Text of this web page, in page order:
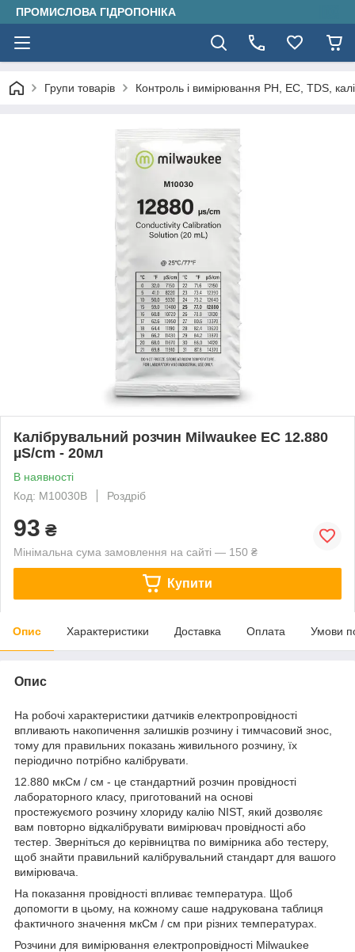
ПРОМИСЛОВА ГІДРОПОНІКА
Групи товарів Контроль і вимірювання PH, EC, TDS,
Калібрувальний розчин Milwaukee EC 12.880
µS/cm - 20мл
В наявності
Код: M10030B
Роздріб
93 ₴
Мінімальна сума замовлення на сайті — 150 ₴
Купити
Опис Характеристики Доставка Оплата Умови
Опис
На робочі характеристики датчиків електропровідності
впливають накопичення залишків розчину і тимчасовий знос,
тому для правильних показань живильного розчину, їх
періодично потрібно калібрувати.
12.880 мкСм / см - це стандартний розчин провідності
лабораторного класу, приготований на основі
простежуємого розчину хлориду калію NIST, який дозволяє
вам повторно відкалібрувати вимірювач провідності або
тестер. Зверніться до керівництва по вимірника або тестеру,
щоб знайти правильний калібрувальний стандарт для вашого
вимірювача.
На показання провідності впливає температура. Щоб
допомогти в цьому, на кожному саше надрукована таблиця
фактичного значення мкСм / см при різних температурах.
Розчини для вимірювання електропровідності Milwaukee